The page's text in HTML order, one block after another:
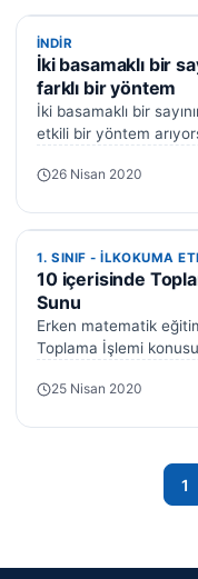
İNDIR
İNDIR
İki basamaklı bir
farklı bir yöntem
İki basamaklı bir
etkili bir yöntem
26 Nisan 2020
1. SINIF - ILKOKUMA
1. SINIF - ILKOKUMA
10 içerisinde
Sunu
Erken matematik
Toplama İşlemi
25 Nisan 2020
1